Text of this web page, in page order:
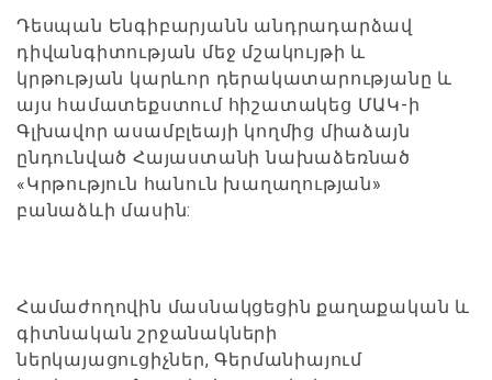
Դեսպան Ենգիբարյանն անդրադարձավ
դիվանգիտության մեջ մշակույթի և
կրթության կարևոր դերակատարությանը և
այս համատեքստում հիշատակեց ՄԱԿ-ի
Գլխավոր ասամբլեայի կողմից միաձայն
ընդունված Հայաստանի նախաձեռնած
«Կրթություն հանուն խաղաղության»
բանաձևի մասին:
Համաժողովին մասնակցեցին քաղաքական և
գիտնական շրջանակների
ներկայացուցիչներ, Գերմանիայում